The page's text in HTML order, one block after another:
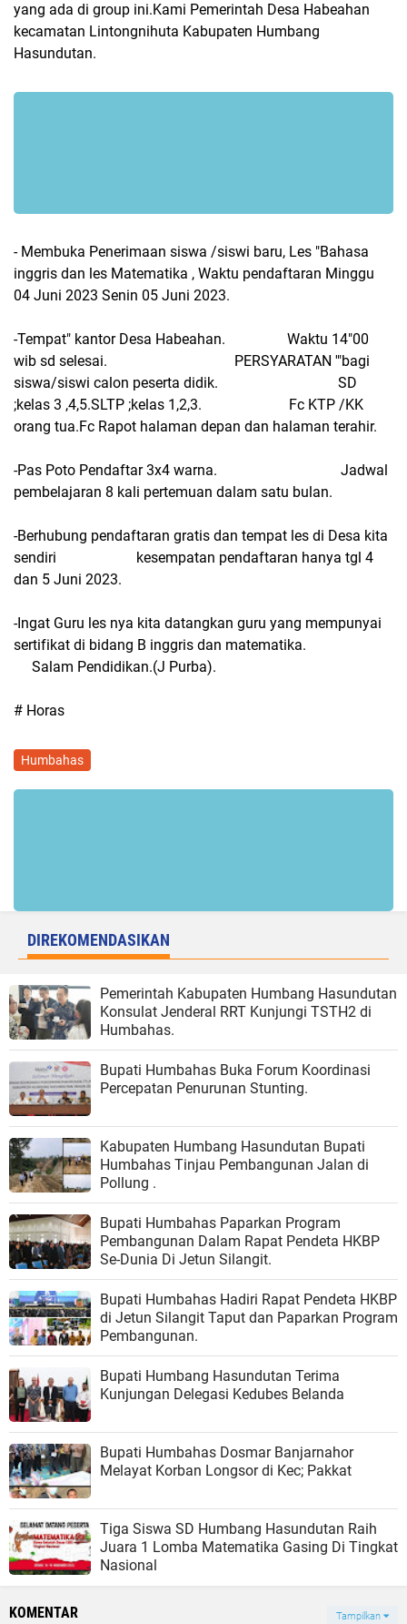
yang ada di group ini.Kami Pemerintah Desa Habeahan
kecamatan Lintongnihuta Kabupaten Humbang
Hasundutan.
- Membuka Penerimaan siswa /siswi baru, Les "Bahasa
inggris dan les Matematika , Waktu pendaftaran Minggu
04 Juni 2023 Senin 05 Juni 2023.
-Tempat" kantor Desa Habeahan. Waktu 14"00
wib sd selesai. PERSYARATAN '"bagi
siswa/siswi calon peserta didik. SD
;kelas 3 ,4,5.SLTP ;kelas 1,2,3. Fc KTP /KK
orang tua.Fc Rapot halaman depan dan halaman terahir.
-Pas Poto Pendaftar 3x4 warna. Jadwal
pembelajaran 8 kali pertemuan dalam satu bulan.
-Berhubung pendaftaran gratis dan tempat les di Desa kita
sendiri kesempatan pendaftaran hanya tgl 4
dan 5 Juni 2023.
-Ingat Guru les nya kita datangkan guru yang mempunyai
sertifikat di bidang B inggris dan matematika.
Salam Pendidikan.(J Purba).
# Horas
Humbahas
DIREKOMENDASIKAN
Pemerintah Kabupaten Humbang Hasundutan
Konsulat Jenderal RRT Kunjungi TSTH2 di
Humbahas.
Bupati Humbahas Buka Forum Koordinasi
Percepatan Penurunan Stunting.
Kabupaten Humbang Hasundutan Bupati
Humbahas Tinjau Pembangunan Jalan di
Pollung .
Bupati Humbahas Paparkan Program
Pembangunan Dalam Rapat Pendeta HKBP
Se-Dunia Di Jetun Silangit.
Bupati Humbahas Hadiri Rapat Pendeta HKBP
di Jetun Silangit Taput dan Paparkan Program
Pembangunan.
Bupati Humbang Hasundutan Terima
Kunjungan Delegasi Kedubes Belanda
Bupati Humbahas Dosmar Banjarnahor
Melayat Korban Longsor di Kec; Pakkat
Tiga Siswa SD Humbang Hasundutan Raih
Juara 1 Lomba Matematika Gasing Di Tingkat
Nasional
KOMENTAR Tampilkan